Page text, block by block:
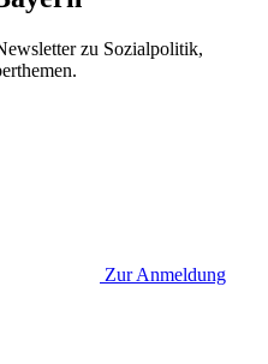
zu Sozialpolitik,
Zur Anmeldung